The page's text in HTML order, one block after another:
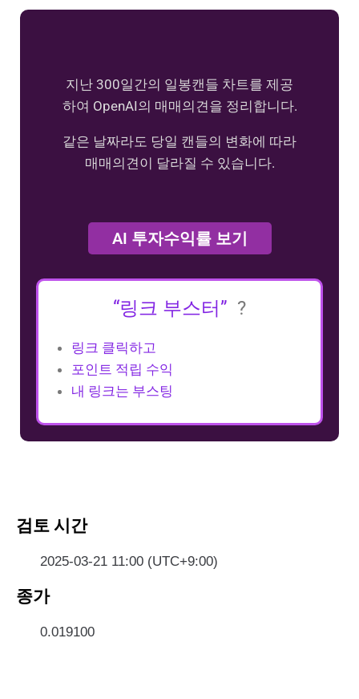
지난 300일간의 일봉캔들 차트를 제공
하여 OpenAI의 매매의견을 정리합니다.
같은 날짜라도 당일 캔들의 변화에 따라
매매의견이 달라질 수 있습니다.
AI 투자수익률 보기
“링크 부스터” ?
링크 클릭하고
포인트 적립 수익
내 링크는 부스팅
검토 시간
2025-03-21 11:00 (UTC+9:00)
종가
0.019100